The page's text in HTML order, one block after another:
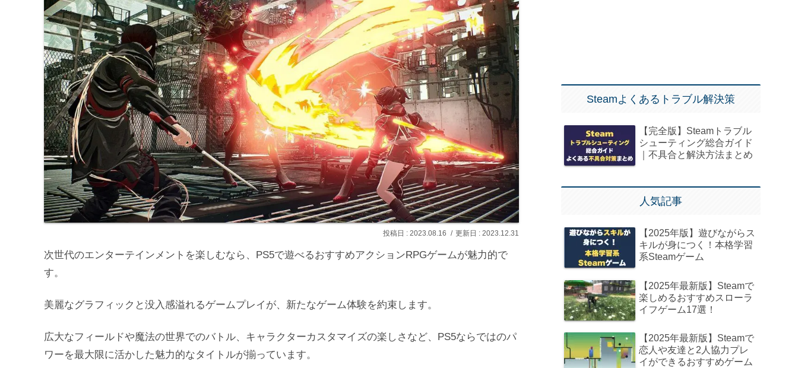
2023.08.16 2023.12.31
次世代のエンターテインメントを楽しむなら、PS5で遊べるおすすめアクションRPGゲームが魅力的で
す。
美麗なグラフィックと没入感溢れるゲームプレイが、新たなゲーム体験を約束します。
広大なフィールドや魔法の世界でのバトル、キャラクターカスタマイズの楽しさなど、PS5ならではのパ
ワーを最大限に活かした魅力的なタイトルが揃っています。
Steamよくあるトラブル解決策
【完全版】Steamトラブル
シューティング総合ガイド
｜不具合と解決方法まとめ
人気記事
【2025年版】遊びながらス
キルが身につく！本格学習
系Steamゲーム
【2025年最新版】Steamで
楽しめるおすすめスローラ
イフゲーム17選！
【2025年最新版】Steamで
恋人や友達と2人協力プレ
イができるおすすめゲーム